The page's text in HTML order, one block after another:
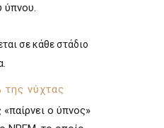
ύπνου.
σε κάθε στάδιο
της νύχτας
ο ύπνος»